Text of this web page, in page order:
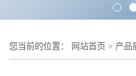
您当前的位置： 网站首页 > 产品